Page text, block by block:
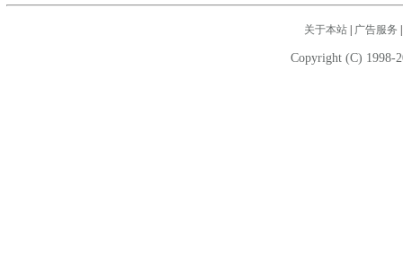
关于本站| 广告服务
Copyright (C) 1998-